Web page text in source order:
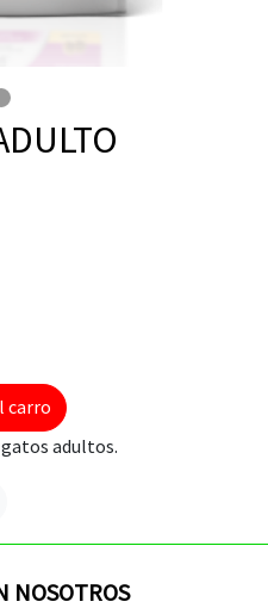
carro
adultos.
NOSOTROS